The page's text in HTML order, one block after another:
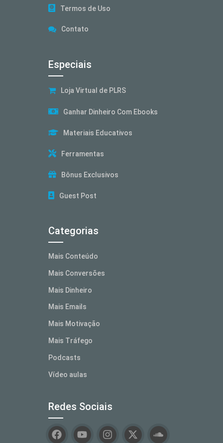
Termos de Uso
Contato
Especiais
Loja Virtual de PLRS
Ganhar Dinheiro Com Ebooks
Materiais Educativos
Ferramentas
Bônus Exclusivos
Guest Post
Categorias
Mais Conteúdo
Mais Conversões
Mais Dinheiro
Mais Emails
Mais Motivação
Mais Tráfego
Podcasts
Vídeo aulas
Redes Sociais